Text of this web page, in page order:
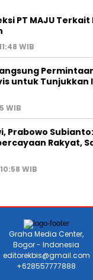
PT MAJU
WIB
untuk Tunjukkan
WIB
Prabowo
Rakyat,
WIB
Graha Media Center,
Bogor - Indonesia
editorekbis@gmail.com
+628557777888